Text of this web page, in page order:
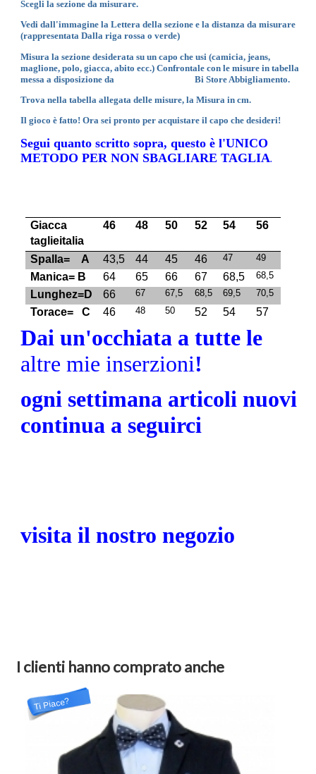
Scegli la sezione da misurare.
Vedi dall'immagine la Lettera della sezione e la distanza da misurare
(rappresentata Dalla riga rossa o verde)
Misura la sezione desiderata su un capo che usi (camicia, jeans,
maglione, polo, giacca, abito ecc.) Confrontale con le misure in tabella
messa a disposizione daBi Store Abbigliamento.
Trova nella tabella allegata delle misure, la Misura in cm.
Il gioco è fatto! Ora sei pronto per acquistare il capo che desideri!
Segui quanto scritto sopra, questo è l'UNICO
METODO PER NON SBAGLIARE TAGLIA.
Giacca
taglieitalia
46 48 50 52 54 56
Spalla= A 43,5 44 45 46 47 49
Manica= B 64 65 66 67 68,5 68,5
Lunghez=D 66 67 67,5 68,5 69,5 70,5
Torace= C 46 48 50 52 54 57
Dai un'occhiata a tutte le
altre mie inserzioni!
ogni settimana articoli nuovi
continua a seguirci
visita il nostro negozio
I clienti hanno comprato anche
Ti Piace?